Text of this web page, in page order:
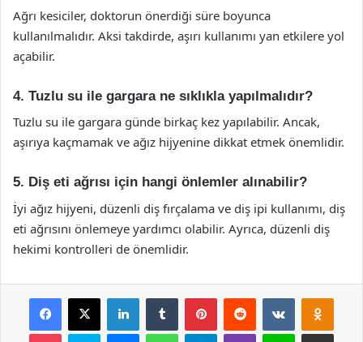
Ağrı kesiciler, doktorun önerdiği süre boyunca
kullanılmalıdır. Aksi takdirde, aşırı kullanımı yan etkilere yol
açabilir.
4. Tuzlu su ile gargara ne sıklıkla yapılmalıdır?
Tuzlu su ile gargara günde birkaç kez yapılabilir. Ancak,
aşırıya kaçmamak ve ağız hijyenine dikkat etmek önemlidir.
5. Diş eti ağrısı için hangi önlemler alınabilir?
İyi ağız hijyeni, düzenli diş fırçalama ve diş ipi kullanımı, diş
eti ağrısını önlemeye yardımcı olabilir. Ayrıca, düzenli diş
hekimi kontrolleri de önemlidir.
Facebook
X LinkedInTumblr PinterestReddit VKontakte
Pocket Skype MessengerWhatsAppTelegramViber Line E-Posta ile